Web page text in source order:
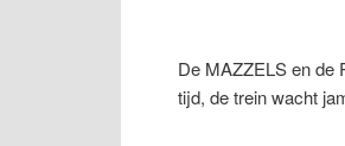
De MAZZELS en de
tijd, de trein wacht